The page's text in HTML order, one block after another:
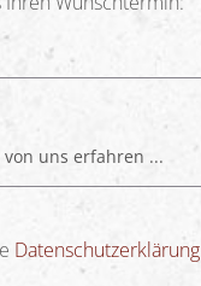
Datenschutzerklärung